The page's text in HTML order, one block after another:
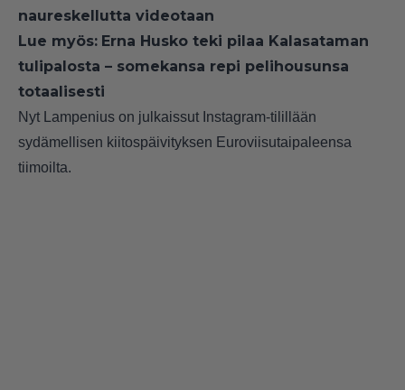
naureskellutta videotaan
Lue myös: Erna Husko teki pilaa Kalasataman
tulipalosta – somekansa repi pelihousunsa
totaalisesti
Nyt Lampenius on julkaissut Instagram-tilillään
sydämellisen kiitospäivityksen Euroviisutaipaleensa
tiimoilta.